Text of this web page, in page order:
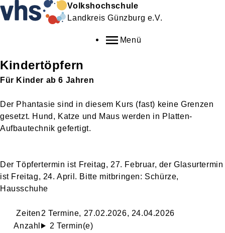
Volkshochschule
Landkreis Günzburg e.V.
Menü
Kindertöpfern
Für Kinder ab 6 Jahren
Der Phantasie sind in diesem Kurs (fast) keine Grenzen
gesetzt. Hund, Katze und Maus werden in Platten-
Aufbautechnik gefertigt.
Der Töpfertermin ist Freitag, 27. Februar, der Glasurtermin
ist Freitag, 24. April. Bitte mitbringen: Schürze,
Hausschuhe
Zeiten 2 Termine, 27.02.2026, 24.04.2026
Anzahl
2 Termin(e)